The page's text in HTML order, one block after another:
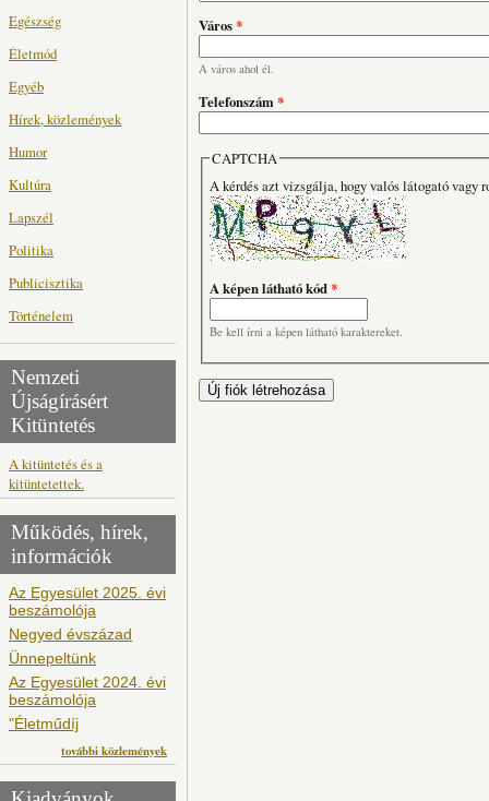
Egészség
Életmód
Egyéb
Hírek, közlemények
Humor
Kultúra
Lapszél
Politika
Publicisztika
Történelem
Nemzeti
Újságírásért
Kitüntetés
A kitüntetés és a
kitüntetettek.
Működés, hírek,
információk
Az Egyesület 2025. évi
beszámolója
Negyed évszázad
Ünnepeltünk
Az Egyesület 2024. évi
beszámolója
"Életműdíj
további közlemények
Város*
A város ahol él.
Telefonszám*
CAPTCHA
A kérdés azt vizsgálja, hogy valós látogató vagy
A képen látható kód*
Be kell írni a képen látható karaktereket.